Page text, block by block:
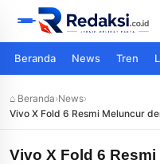
Beranda News Tren
⌂ Beranda›News›
Vivo X Fold 6 Resmi Meluncur
7.000 mAh
Vivo X Fold 6